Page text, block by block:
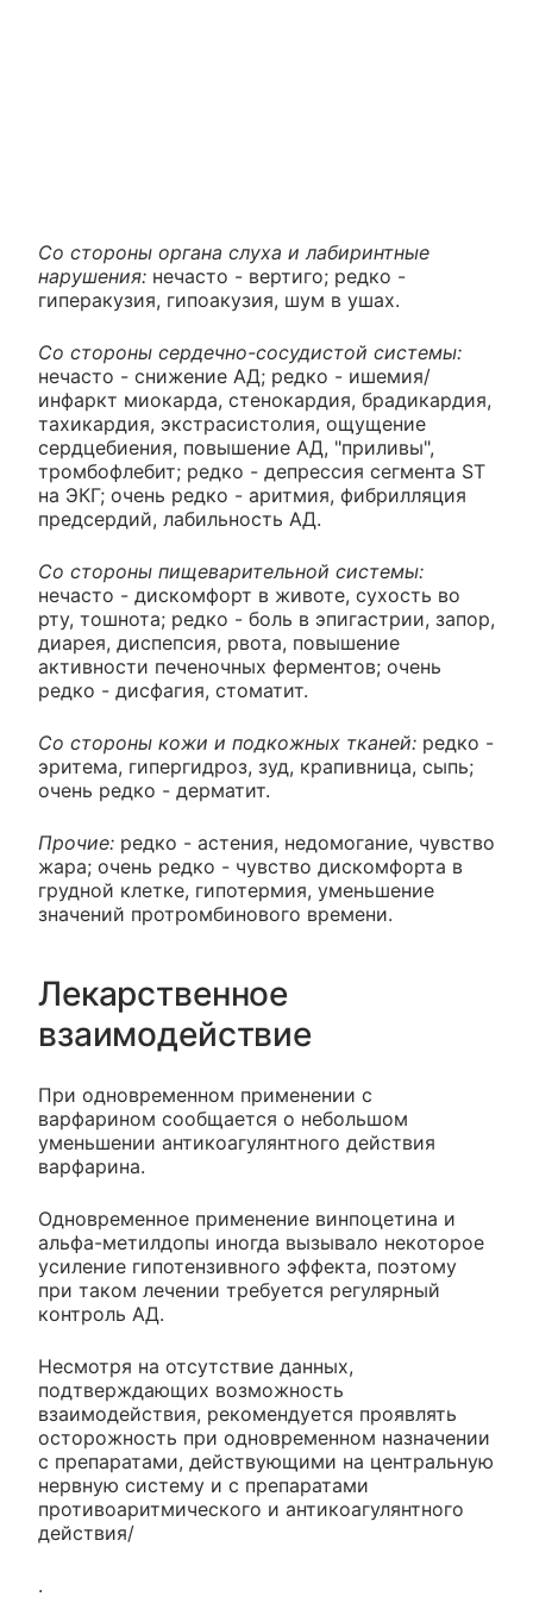
Со стороны органа слуха и лабиринтные
нарушения: нечасто - вертиго; редко -
гиперакузия, гипоакузия, шум в ушах.
Со стороны сердечно-сосудистой системы:
нечасто - снижение АД; редко - ишемия/
инфаркт миокарда, стенокардия, брадикардия,
тахикардия, экстрасистолия, ощущение
сердцебиения, повышение АД, "приливы",
тромбофлебит; редко - депрессия сегмента ST
на ЭКГ; очень редко - аритмия, фибрилляция
предсердий, лабильность АД.
Со стороны пищеварительной системы:
нечасто - дискомфорт в животе, сухость во
рту, тошнота; редко - боль в эпигастрии, запор,
диарея, диспепсия, рвота, повышение
активности печеночных ферментов; очень
редко - дисфагия, стоматит.
Со стороны кожи и подкожных тканей: редко -
эритема, гипергидроз, зуд, крапивница, сыпь;
очень редко - дерматит.
Прочие: редко - астения, недомогание, чувство
жара; очень редко - чувство дискомфорта в
грудной клетке, гипотермия, уменьшение
значений протромбинового времени.
Лекарственное
взаимодействие
При одновременном применении с
варфарином сообщается о небольшом
уменьшении антикоагулянтного действия
варфарина.
Одновременное применение винпоцетина и
альфа-метилдопы иногда вызывало некоторое
усиление гипотензивного эффекта, поэтому
при таком лечении требуется регулярный
контроль АД.
Несмотря на отсутствие данных,
подтверждающих возможность
взаимодействия, рекомендуется проявлять
осторожность при одновременном назначении
с препаратами, действующими на центральную
нервную систему и с препаратами
противоаритмического и антикоагулянтного
действия/
.